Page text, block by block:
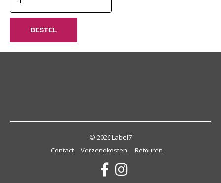
BESTEL
© 2026 Label7
Contact
Verzendkosten Retouren